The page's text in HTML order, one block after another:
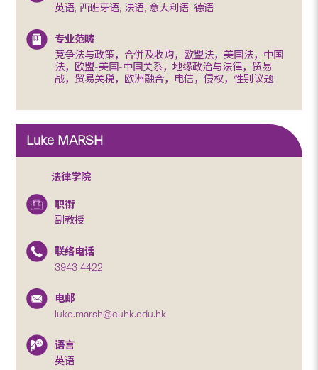
英语, 西班牙语, 法语, 意大利语, 德语
专业范畴
竞争法与政策，合併及收购，欧盟法，美国法，中国
法，欧盟-美国-中国关系，地缘政治与法律，贸易
战，贸易关税，欧洲融合，电信，侵权，性别议题
Luke MARSH
法律学院
职衔
副教授
联络电话
3943 4422
电邮
luke.marsh@cuhk.edu.hk
语言
英语